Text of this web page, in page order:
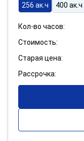
256 ак.ч 400 ак.ч
Кол-во часов:
Стоимость:
Старая цена:
Рассрочка: